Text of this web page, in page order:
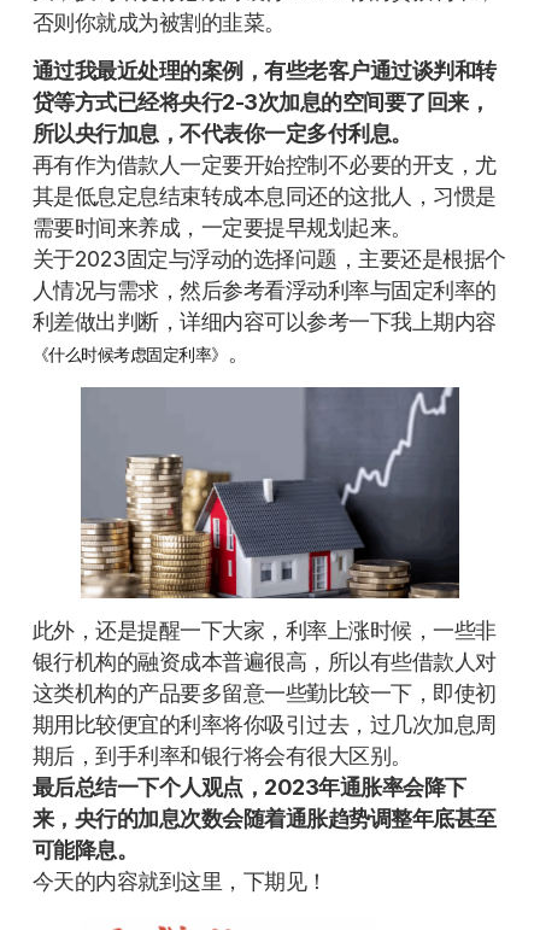
否则你就成为被割的韭菜。
通过我最近处理的案例，有些老客户通过谈判和转
贷等方式已经将央行2-3次加息的空间要了回来，
所以央行加息，不代表你一定多付利息。
再有作为借款人一定要开始控制不必要的开支，尤
其是低息定息结束转成本息同还的这批人，习惯是
需要时间来养成，一定要提早规划起来。
关于2023固定与浮动的选择问题，主要还是根据个
人情况与需求，然后参考看浮动利率与固定利率的
利差做出判断，详细内容可以参考一下我上期内容
《什么时候考虑固定利率》 。
此外，还是提醒一下大家，利率上涨时候，一些非
银行机构的融资成本普遍很高，所以有些借款人对
这类机构的产品要多留意一些勤比较一下，即使初
期用比较便宜的利率将你吸引过去，过几次加息周
期后，到手利率和银行将会有很大区别。
最后总结一下个人观点，2023年通胀率会降下
来，央行的加息次数会随着通胀趋势调整年底甚至
可能降息。
今天的内容就到这里，下期见！